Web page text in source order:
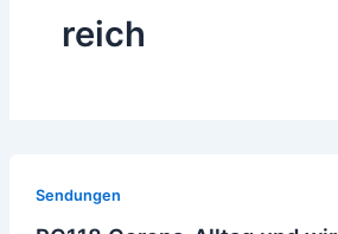
reich
Sendungen